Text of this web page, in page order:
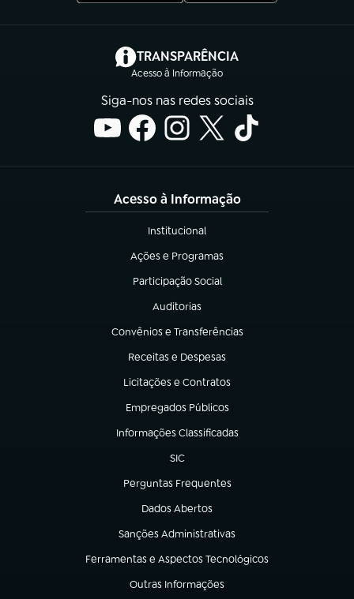
TRANSPARÊNCIA
Acesso à Informação
(abre em nova aba)
Siga-nos nas redes sociais
Acesso à Informação
Institucional
(abre em nova aba)
Ações e Programas
(abre em nova aba)
Participação Social
(abre em nova aba)
Auditorias
(abre em nova aba)
Convênios e Transferências
(abre em nova aba)
Receitas e Despesas
(abre em nova aba)
Licitações e Contratos
(abre em nova aba)
Empregados Públicos
(abre em nova aba)
Informações Classificadas
(abre em nova aba)
SIC
(abre em nova aba)
Perguntas Frequentes
(abre em nova aba)
Dados Abertos
(abre em nova aba)
Sanções Administrativas
(abre em nova aba)
Ferramentas e Aspectos Tecnológicos
(abre em nova aba)
Outras Informações
(abre em nova aba)